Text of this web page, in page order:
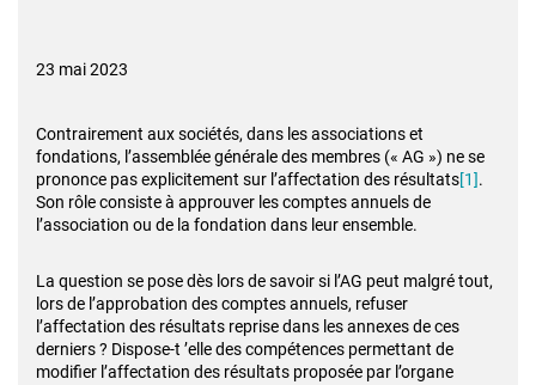
23 mai 2023
Contrairement aux sociétés, dans les associations et
fondations, l’assemblée générale des membres (« AG ») ne se
prononce pas explicitement sur l’affectation des résultats[1].
Son rôle consiste à approuver les comptes annuels de
l’association ou de la fondation dans leur ensemble.
La question se pose dès lors de savoir si l’AG peut malgré tout,
lors de l’approbation des comptes annuels, refuser
l’affectation des résultats reprise dans les annexes de ces
derniers ? Dispose-t ’elle des compétences permettant de
modifier l’affectation des résultats proposée par l’organe